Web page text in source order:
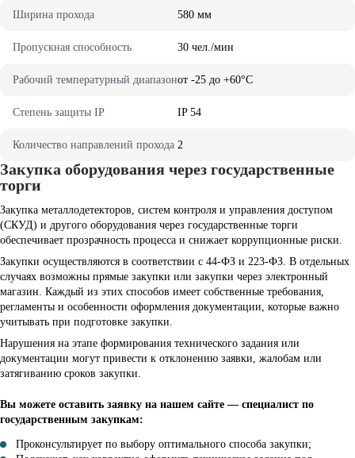
Ширина прохода 580 мм
Пропускная способность 30 чел./мин
Рабочий температурный диапазонот -25 до +60°C
Степень защиты IP IP 54
Количество направлений прохода 2
Закупка оборудования через государственные
торги
Закупка металлодетекторов, систем контроля и управления доступом
(СКУД) и другого оборудования через государственные торги
обеспечивает прозрачность процесса и снижает коррупционные риски.
Закупки осуществляются в соответствии с 44-ФЗ и 223-ФЗ. В отдельных
случаях возможны прямые закупки или закупки через электронный
магазин. Каждый из этих способов имеет собственные требования,
регламенты и особенности оформления документации, которые важно
учитывать при подготовке закупки.
Нарушения на этапе формирования технического задания или
документации могут привести к отклонению заявки, жалобам или
затягиванию сроков закупки.
Вы можете оставить заявку на нашем сайте — специалист по
государственным закупкам:
Проконсультирует по выбору оптимального способа закупки;